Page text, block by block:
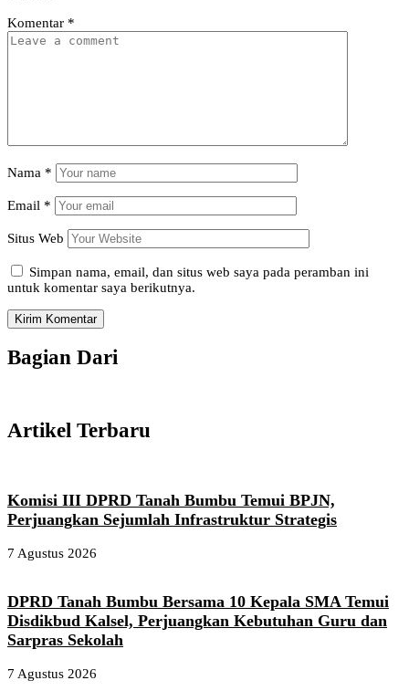
Komentar *
Nama *
Email *
Situs Web
Simpan nama, email, dan situs web saya pada peramban ini
untuk komentar saya berikutnya.
Bagian Dari
Artikel Terbaru
Komisi III DPRD Tanah Bumbu Temui BPJN,
Perjuangkan Sejumlah Infrastruktur Strategis
7 Agustus 2026
DPRD Tanah Bumbu Bersama 10 Kepala SMA Temui
Disdikbud Kalsel, Perjuangkan Kebutuhan Guru dan
Sarpras Sekolah
7 Agustus 2026